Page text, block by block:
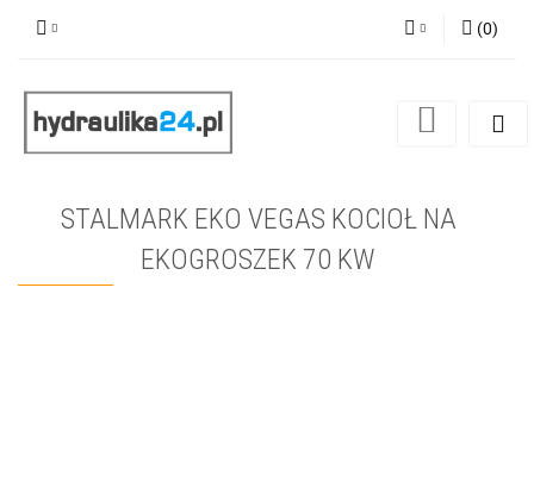
Zarejestruj się
(0)
STALMARK EKO VEGAS KOCIOŁ NA
EKOGROSZEK 70 KW